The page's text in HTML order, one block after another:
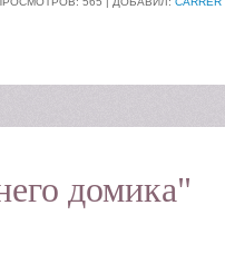
домика"